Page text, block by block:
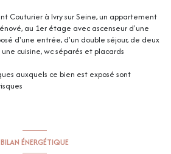
Couturier à Ivry sur Seine, un appartement
au 1er étage avec ascenseur d'une
d'une entrée, d'un double séjour, de deux
cuisine, wc séparés et placards
auxquels ce bien est exposé sont
BILAN ÉNERGÉTIQUE